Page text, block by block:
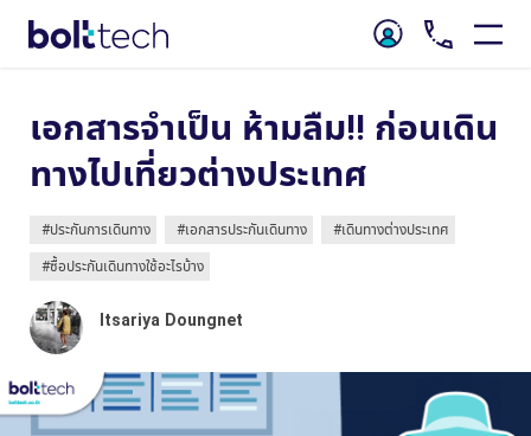
เอกสารจำเป็น ห้ามลืม!! ก่อนเดิน
ทางไปเที่ยวต่างประเทศ
#ประกันการเดินทาง #เอกสารประกันเดินทาง
#เดินทางต่างประเทศ
#ซื้อประกันเดินทางใช้อะไรบ้าง